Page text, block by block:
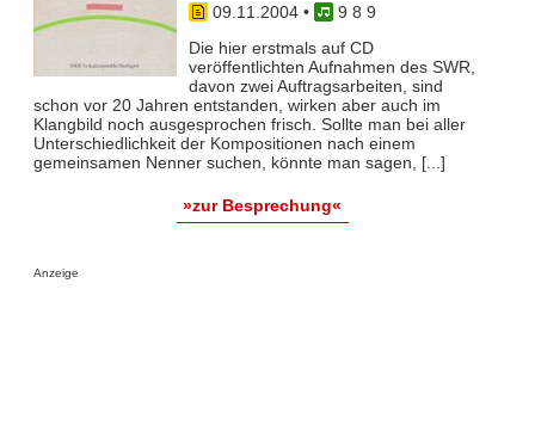
09.11.2004•
9 8 9
Die hier erstmals auf CD
veröffentlichten Aufnahmen des SWR,
davon zwei Auftragsarbeiten, sind
schon vor 20 Jahren entstanden, wirken aber auch im
Klangbild noch ausgesprochen frisch. Sollte man bei aller
Unterschiedlichkeit der Kompositionen nach einem
gemeinsamen Nenner suchen, könnte man sagen, [...]
»zur Besprechung«
Anzeige